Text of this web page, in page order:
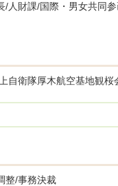
人財課/国際・男女共同
自衛隊厚木航空基地観桜
整/事務決裁